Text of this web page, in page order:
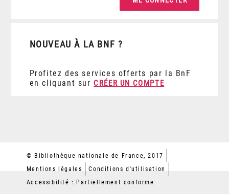
NOUVEAU À LA BNF ?
Profitez des services offerts par la BnF
en cliquant sur CRÉER UN COMPTE
© Bibliothèque nationale de France, 2017
Mentions légales
Conditions d'utilisation
Accessibilité : Partiellement conforme